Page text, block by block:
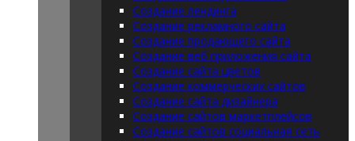
Создание лендинга
Создание рекламного сайта
Создание продающего сайта
Создание веб приложения сайта
Создание сайта цветов
Создание коммерческих сайтов
Создание сайта дизайнера
Создание сайтов маркетплейсов
Создание сайтов социальная сеть